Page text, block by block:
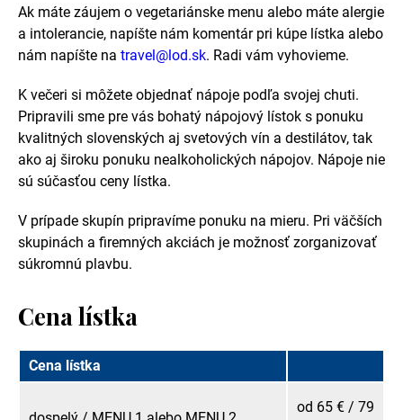
Ak máte záujem o vegetariánske menu alebo máte alergie
a intolerancie, napíšte nám komentár pri kúpe lístka alebo
nám napíšte na travel@lod.sk. Radi vám vyhovieme.
K večeri si môžete objednať nápoje podľa svojej chuti.
Pripravili sme pre vás bohatý nápojový lístok s ponuku
kvalitných slovenských aj svetových vín a destilátov, tak
ako aj široku ponuku nealkoholických nápojov. Nápoje nie
sú súčasťou ceny lístka.
V prípade skupín pripravíme ponuku na mieru. Pri väčších
skupinách a firemných akciách je možnosť zorganizovať
súkromnú plavbu.
Cena lístka
Cena lístka
od 65 € / 79